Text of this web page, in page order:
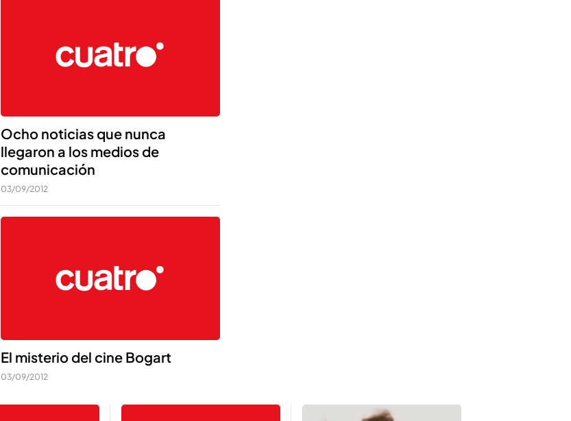
Ocho noticias que nunca
llegaron a los medios de
comunicación
03/09/2012
El misterio del cine Bogart
03/09/2012